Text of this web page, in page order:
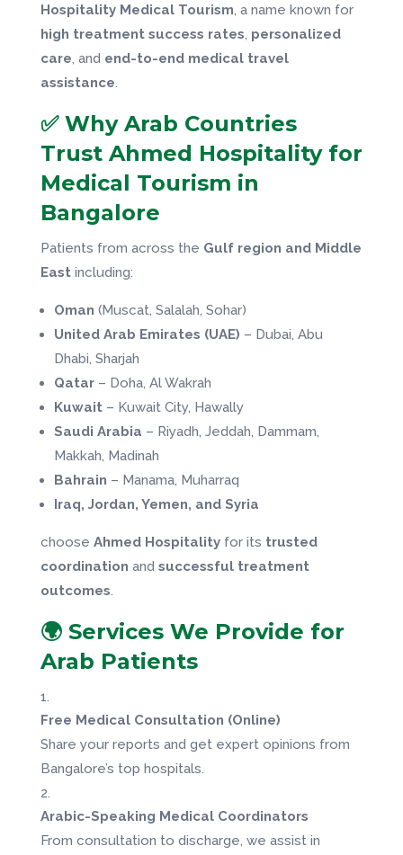
Hospitality Medical Tourism, a name known for
high treatment success rates, personalized
care, and end-to-end medical travel
assistance.
✅ Why Arab Countries
Trust Ahmed Hospitality for
Medical Tourism in
Bangalore
Patients from across the Gulf region and Middle
Eastincluding:
Oman (Muscat, Salalah, Sohar)
United Arab Emirates (UAE) – Dubai, Abu
Dhabi, Sharjah
Qatar– Doha, Al Wakrah
Kuwait– Kuwait City, Hawally
Saudi Arabia – Riyadh, Jeddah, Dammam,
Makkah, Madinah
Bahrain – Manama, Muharraq
Iraq, Jordan, Yemen, and Syria
choose Ahmed Hospitalityfor its trusted
coordination and successful treatment
outcomes.
🌍 Services We Provide for
Arab Patients
Free Medical Consultation (Online)
Share your reports and get expert opinions from
Bangalore’s top hospitals.
Arabic-Speaking Medical Coordinators
From consultation to discharge, we assist in